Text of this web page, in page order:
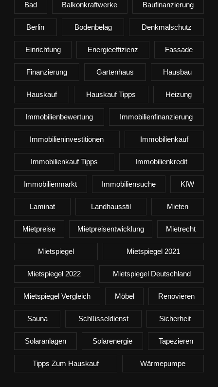
Bad Balkonkraftwerke Baufinanzierung
Berlin Bodenbelag Denkmalschutz
Einrichtung Energieeffizienz Fassade
Finanzierung Gartenhaus Hausbau
Hauskauf Hauskauf Tipps Heizung
Immobilienbewertung Immobilienfinanzierung
Immobilieninvestitionen Immobilienkauf
Immobilienkauf Tipps Immobilienkredit
Immobilienmarkt Immobiliensuche KfW
Laminat Landhausstil Mieten
Mietpreise Mietpreisentwicklung Mietrecht
Mietspiegel Mietspiegel 2021
Mietspiegel 2022 Mietspiegel Deutschland
Mietspiegel Vergleich Möbel Renovieren
Sauna Schlüsseldienst Sicherheit
Solaranlagen Solarenergie Tapezieren
Tipps Zum Hauskauf Wärmepumpe